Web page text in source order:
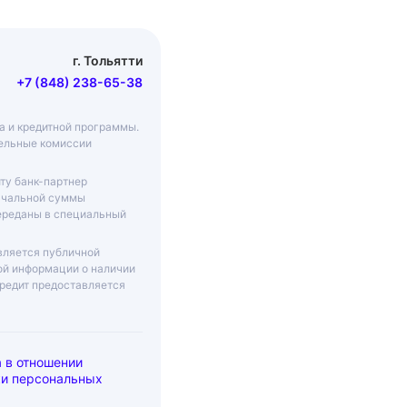
г. Тольятти
+7 (848) 238-65-38
и кредитной программы.
комиссии
банк-партнер
суммы
в специальный
публичной
информации о наличии
предоставляется
в отношении
персональных